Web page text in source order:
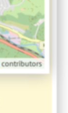
contributors